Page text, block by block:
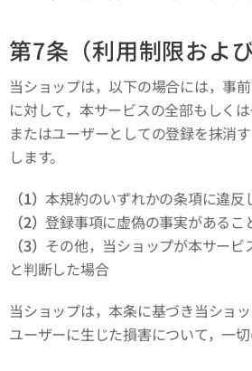
第7条（利用制限およ
当ショップは，以下の場合には，事
に対して，本サービスの全部もしく
またはユーザーとしての登録を抹消
します。
（1）本規約のいずれかの条項に違反
（2）登録事項に虚偽の事実があるこ
（3） その他，当ショップが本サービ
と判断した場合
当ショップは，本条に基づき当ショ
ユーザーに生じた損害について，一